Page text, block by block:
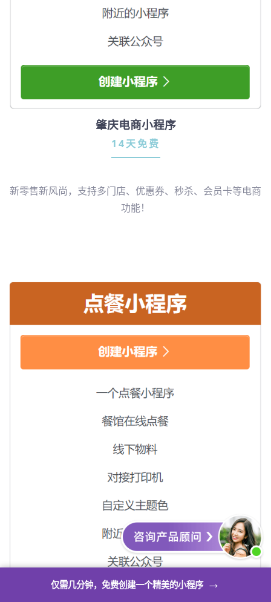
仅需几分钟，免费创建一个精美的小程序→
肇庆电商小程序
14天免费
新零售新风尚，支持多门店、优惠券、秒杀、会员卡等电商
功能！